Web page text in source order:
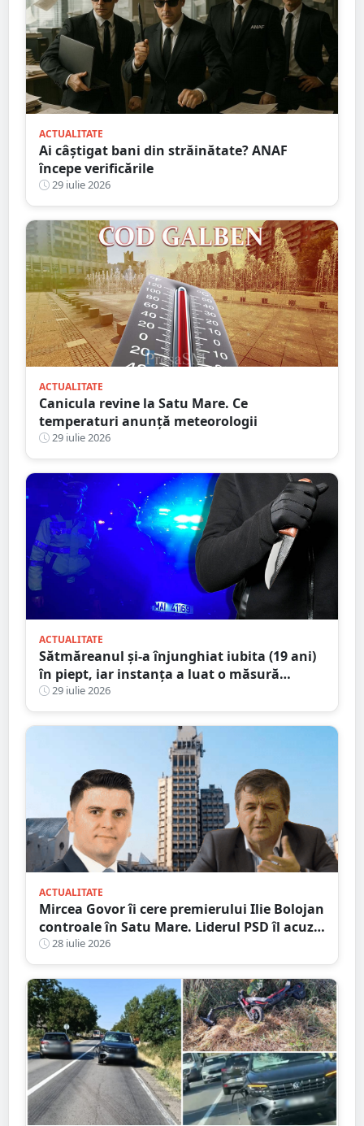
ACTUALITATE
Ai câștigat bani din străinătate? ANAF
începe verificările
29 iulie 2026
ACTUALITATE
Canicula revine la Satu Mare. Ce
temperaturi anunță meteorologii
29 iulie 2026
ACTUALITATE
Sătmăreanul și-a înjunghiat iubita (19 ani)
în piept, iar instanța a luat o măsură
radicală
29 iulie 2026
ACTUALITATE
Mircea Govor îi cere premierului Ilie Bolojan
controale în Satu Mare. Liderul PSD îl acuză
pe Adrian Cozma de presiuni politice și cere
verificări ample
28 iulie 2026